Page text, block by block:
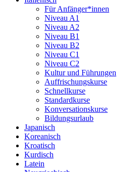
Für Anfänger*innen
Niveau A1
Niveau A2
Niveau B1
Niveau B2
Niveau C1
Niveau C2
Kultur und Führungen
Auffrischungskurse
Schnellkurse
Standardkurse
Konversationskurse
Bildungsurlaub
Japanisch
Koreanisch
Kroatisch
Kurdisch
Latein